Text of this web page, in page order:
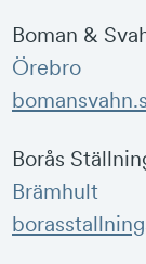
Boman &
Örebro
Borås
Brämhult